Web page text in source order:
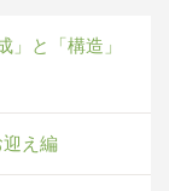
」と「構造」
え編